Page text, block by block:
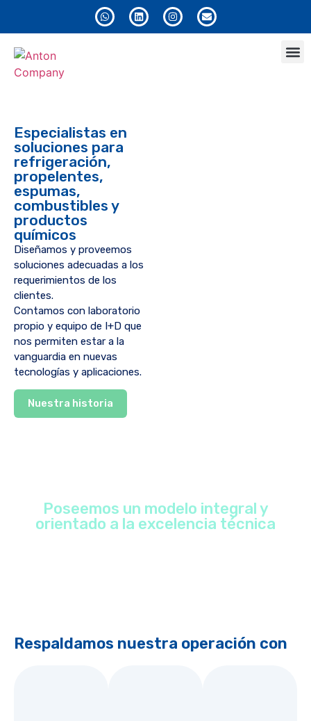
Especialistas en
soluciones para
refrigeración,
propelentes,
espumas,
combustibles y
productos
químicos
Diseñamos y proveemos
soluciones adecuadas a los
requerimientos de los
clientes.
Contamos con laboratorio
propio y equipo de I+D que
nos permiten estar a la
vanguardia en nuevas
tecnologías y aplicaciones.
Nuestra historia
Poseemos un modelo integral y
orientado a la excelencia técnica
Respaldamos nuestra operación con